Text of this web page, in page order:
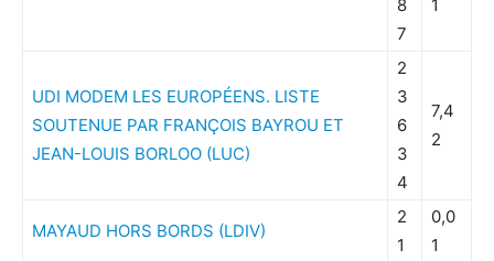
8
7
1
UDI MODEM LES EUROPÉENS. LISTE
SOUTENUE PAR FRANÇOIS BAYROU ET
JEAN-LOUIS BORLOO (LUC)
2
3
6
3
4
7,4
2
MAYAUD HORS BORDS (LDIV)
2
1
0,0
1